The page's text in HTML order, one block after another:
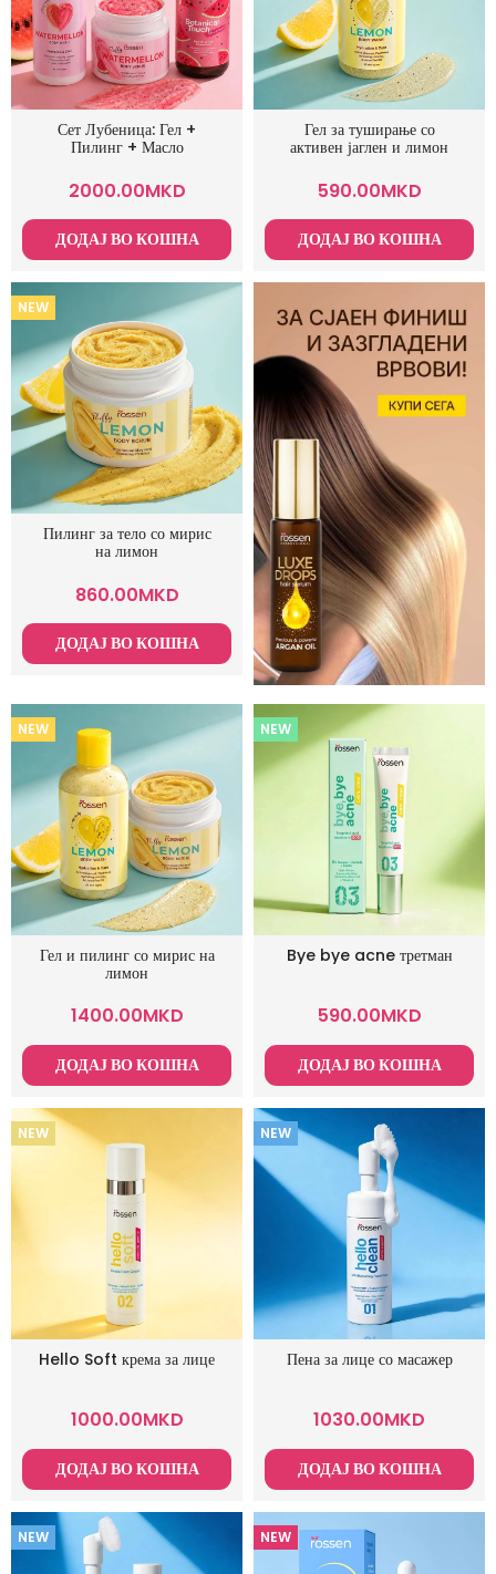
Сет Лубеница: Гел +
Пилинг + Масло
2000.00MKD
ДОДАЈ ВО КОШНА
Гел за туширање со
активен јаглен и лимон
590.00MKD
ДОДАЈ ВО КОШНА
NEW
Пилинг за тело со мирис
на лимон
860.00MKD
ДОДАЈ ВО КОШНА
NEW
Гел и пилинг со мирис на
лимон
1400.00MKD
ДОДАЈ ВО КОШНА
NEW
Bye bye acne третман
590.00MKD
ДОДАЈ ВО КОШНА
NEW
Hello Soft крема за лице
1000.00MKD
ДОДАЈ ВО КОШНА
NEW
Пена за лице со масажер
1030.00MKD
ДОДАЈ ВО КОШНА
NEW NEW